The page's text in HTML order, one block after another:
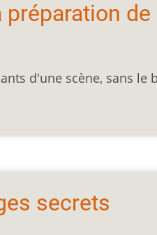
préparation
d'une scène, sans le
secrets